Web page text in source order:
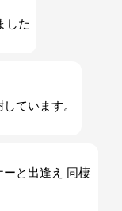
した
ています。
ーと出逢え 同棲